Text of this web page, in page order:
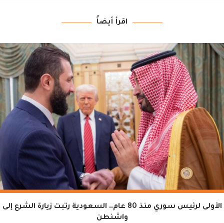
اقرأ أيضاً
الأولى لرئيس سوري منذ 80 عام.. السعودية رتبت زيارة الشرع إلى
واشنطن